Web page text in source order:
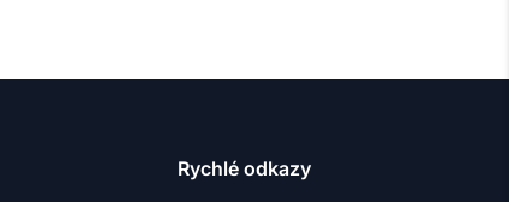
Rychlé odkazy